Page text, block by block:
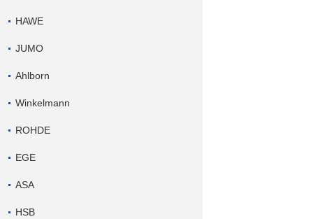
HAWE
JUMO
Ahlborn
Winkelmann
ROHDE
EGE
ASA
HSB